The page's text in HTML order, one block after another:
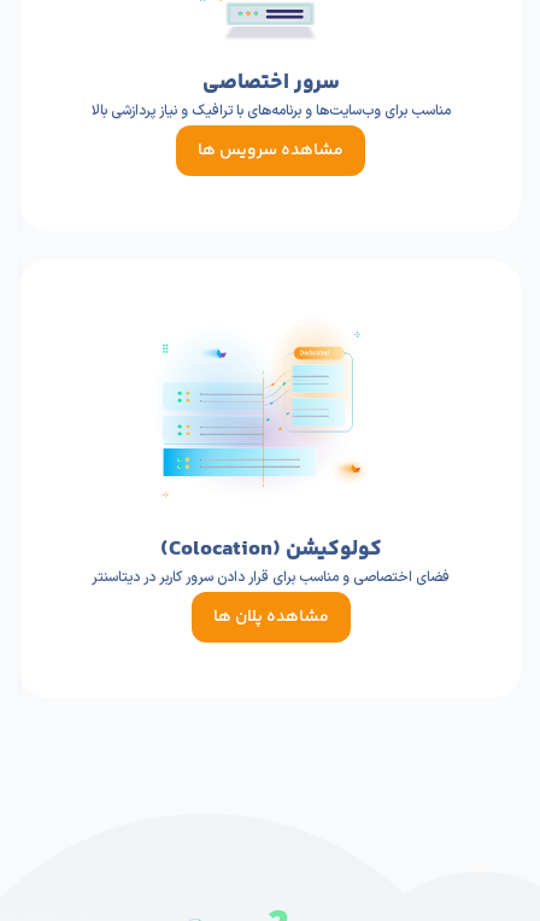
سرور اختصاصی
مناسب برای وب‌سایت‌ها و برنامه‌های با ترافیک و نیاز پردازشی بالا
مشاهده سرویس ها
کولوکیشن (Colocation)
فضای اختصاصی و مناسب برای قرار دادن سرور کاربر در دیتاسنتر
مشاهده پلان ها